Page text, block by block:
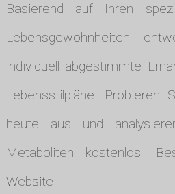
Basierend auf Ihren
Lebensgewohnheiten
individuell abgestimmte
Lebensstilpläne. Probieren
heute aus und
Metaboliten kostenlos.